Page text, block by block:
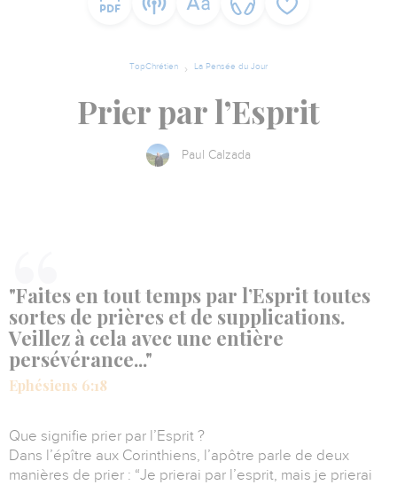
TopChrétien La Pensée du Jour
Prier par l’Esprit
Paul Calzada
"Faites en tout temps par l’Esprit toutes
sortes de prières et de supplications.
Veillez à cela avec une entière
persévérance..."
Ephésiens 6:18
Que signifie prier par l’Esprit ?
Dans l’épître aux Corinthiens, l’apôtre parle de deux
manières de prier : “Je prierai par l’esprit, mais je prierai